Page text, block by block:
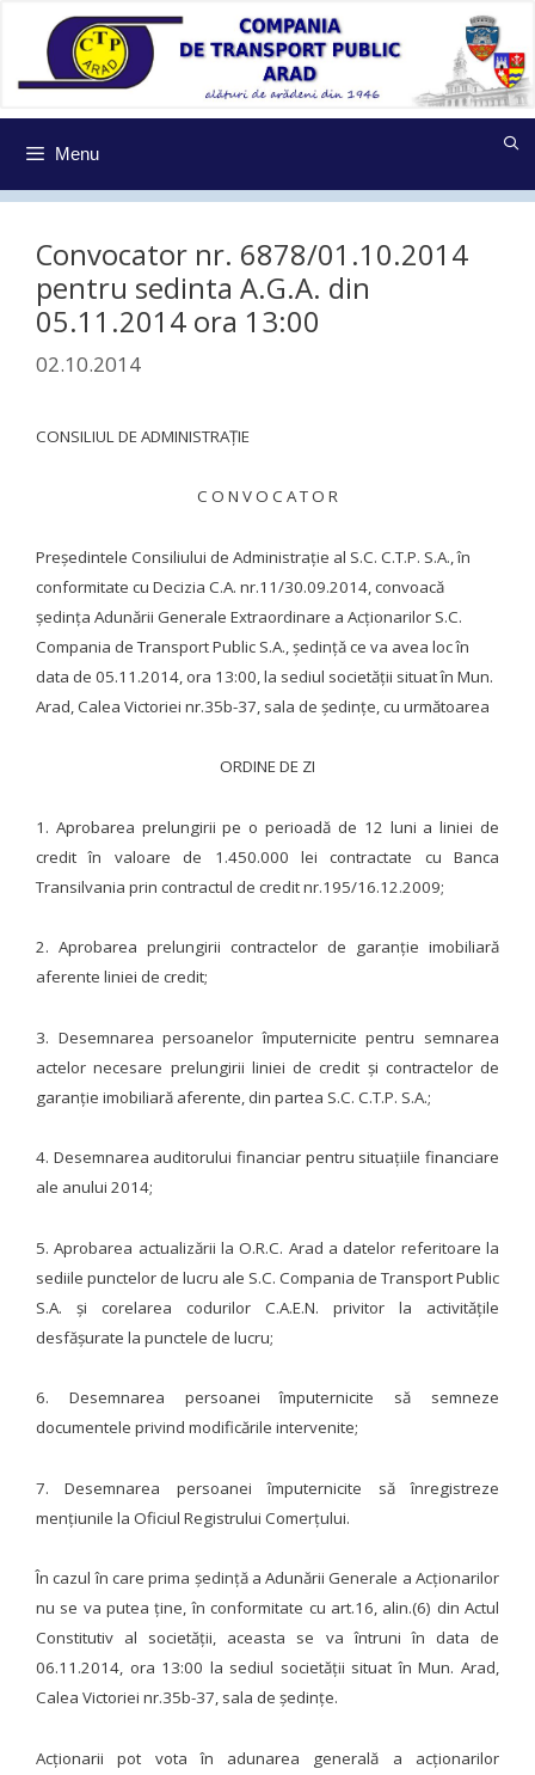
conținut
Menu
Convocator nr. 6878/01.10.2014
pentru sedinta A.G.A. din
05.11.2014 ora 13:00
02.10.2014
CONSILIUL DE ADMINISTRAŢIE
C O N V O C A T O R
Preşedintele Consiliului de Administraţie al S.C. C.T.P. S.A., în
conformitate cu Decizia C.A. nr.11/30.09.2014, convoacă
ședința Adunării Generale Extraordinare a Acționarilor S.C.
Compania de Transport Public S.A., ședință ce va avea loc în
data de 05.11.2014, ora 13:00, la sediul societăţii situat în Mun.
Arad, Calea Victoriei nr.35b-37, sala de ședințe, cu următoarea
ORDINE DE ZI
1. Aprobarea prelungirii pe o perioadă de 12 luni a liniei de
credit în valoare de 1.450.000 lei contractate cu Banca
Transilvania prin contractul de credit nr.195/16.12.2009;
2. Aprobarea prelungirii contractelor de garanție imobiliară
aferente liniei de credit;
3. Desemnarea persoanelor împuternicite pentru semnarea
actelor necesare prelungirii liniei de credit și contractelor de
garanție imobiliară aferente, din partea S.C. C.T.P. S.A.;
4. Desemnarea auditorului financiar pentru situațiile financiare
ale anului 2014;
5. Aprobarea actualizării la O.R.C. Arad a datelor referitoare la
sediile punctelor de lucru ale S.C. Compania de Transport Public
S.A. și corelarea codurilor C.A.E.N. privitor la activitățile
desfășurate la punctele de lucru;
6. Desemnarea persoanei împuternicite să semneze
documentele privind modificările intervenite;
7. Desemnarea persoanei împuternicite să înregistreze
menţiunile la Oficiul Registrului Comerţului.
În cazul în care prima ședință a Adunării Generale a Acționarilor
nu se va putea ține, în conformitate cu art.16, alin.(6) din Actul
Constitutiv al societății, aceasta se va întruni în data de
06.11.2014, ora 13:00 la sediul societăţii situat în Mun. Arad,
Calea Victoriei nr.35b-37, sala de ședințe.
Acţionarii pot vota în adunarea generală a acţionarilor